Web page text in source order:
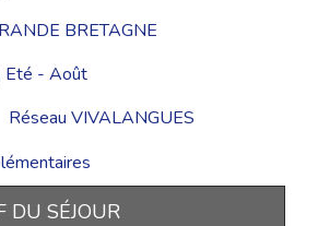
BRETAGNE
Eté - Août
Réseau VIVALANGUES
DU SÉJOUR